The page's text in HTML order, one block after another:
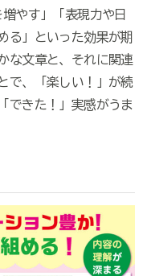
やす」「表現力や日
る」といった効果が期
な文章と、それに関連
で、「楽しい！」が続
できた！」実感がうま